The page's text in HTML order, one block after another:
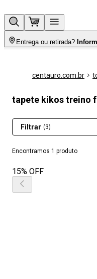
Entrega ou retirada?
centauro.com.br
tapete kikos treino
Encontramos 1 produto
Filtrar (3)
15% OFF